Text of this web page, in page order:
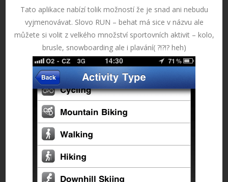
Tato aplikace nabízí tolik možností že je snad ani nebudu
vyjmenovávat. Slovo RUN – behat má sice v názvu ale
můžete si volit z velkého množství sportovních aktivit – kolo,
brusle, snowboarding ale i plavání( ?!?!? heh)